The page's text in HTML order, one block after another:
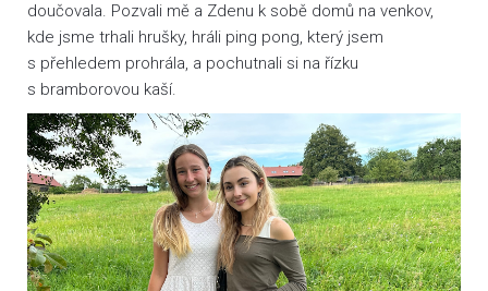
doučovala. Pozvali mě a Zdenu k sobě domů na venkov,
kde jsme trhali hrušky, hráli ping pong, který jsem
s přehledem prohrála, a pochutnali si na řízku
s bramborovou kaší.